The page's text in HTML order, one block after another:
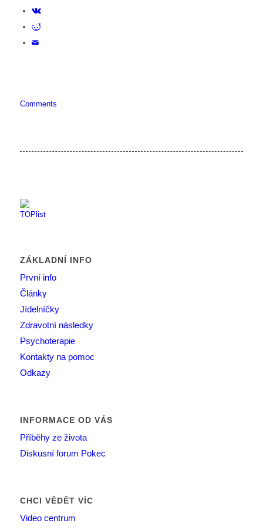
Comments
ZÁKLADNÍ INFO
První info
Články
Jídelníčky
Zdravotní následky
Psychoterapie
Kontakty na pomoc
Odkazy
INFORMACE OD VÁS
Příběhy ze života
Diskusní forum Pokec
CHCI VĚDĚT VÍC
Video centrum